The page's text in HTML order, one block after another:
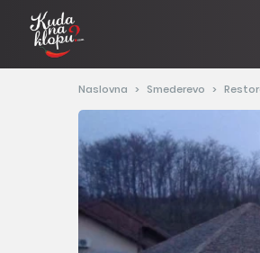
Naslovna Smederevo